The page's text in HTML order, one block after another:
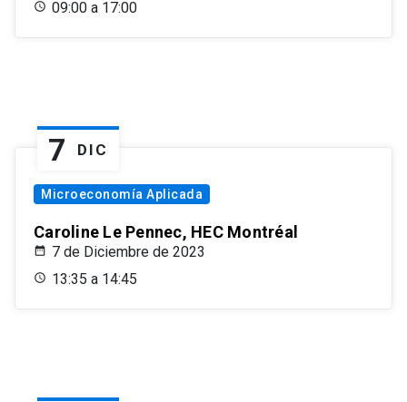
09:00 a 17:00
7 DIC
Microeconomía Aplicada
Caroline Le Pennec, HEC Montréal
7 de Diciembre de 2023
13:35 a 14:45